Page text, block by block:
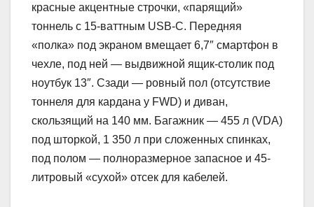
красные акцентные строчки, «парящий»
тоннель с 15-ваттным USB-C. Передняя
«полка» под экраном вмещает 6,7″ смартфон в
чехле, под ней — выдвижной ящик-столик под
ноутбук 13″. Сзади — ровный пол (отсутствие
тоннеля для кардана у FWD) и диван,
скользящий на 140 мм. Багажник — 455 л (VDA)
под шторкой, 1 350 л при сложенных спинках,
под полом — полноразмерное запасное и 45-
литровый «сухой» отсек для кабелей.